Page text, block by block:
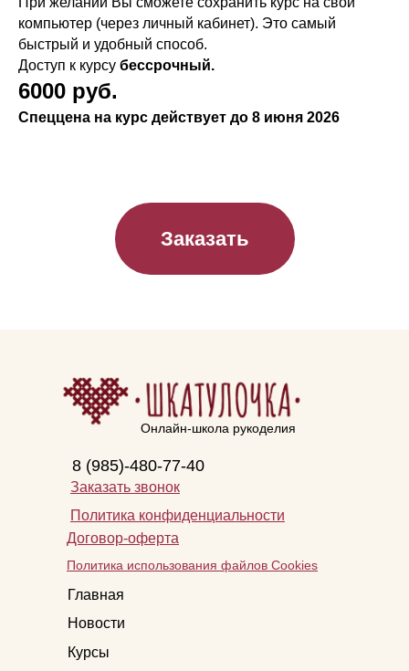
компьютер (через личный кабинет). Это самый
быстрый и удобный способ.
Доступ к курсу бессрочный.
6000 руб.
Спеццена на курс действует до 8 июня 2026
Заказать
Онлайн-школа рукоделия
8 (985)-480-77-40
Заказать звонок
Главная
Новости
Курсы
Политика конфиденциальности
Договор-оферта
Политика использования файлов Cookies